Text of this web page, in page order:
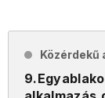
Közérdekű